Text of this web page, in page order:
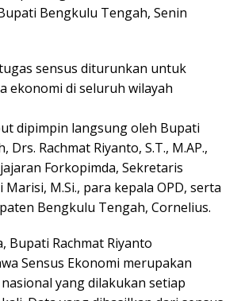
Bengkulu Tengah, Senin
sensus diturunkan untuk
ekonomi di seluruh wilayah
dipimpin langsung oleh Bupati
Drs. Rachmat Riyanto, S.T., M.AP.,
Forkopimda, Sekretaris
M.Si., para kepala OPD, serta
Bengkulu Tengah, Cornelius.
Bupati Rachmat Riyanto
Sensus Ekonomi merupakan
yang dilakukan setiap